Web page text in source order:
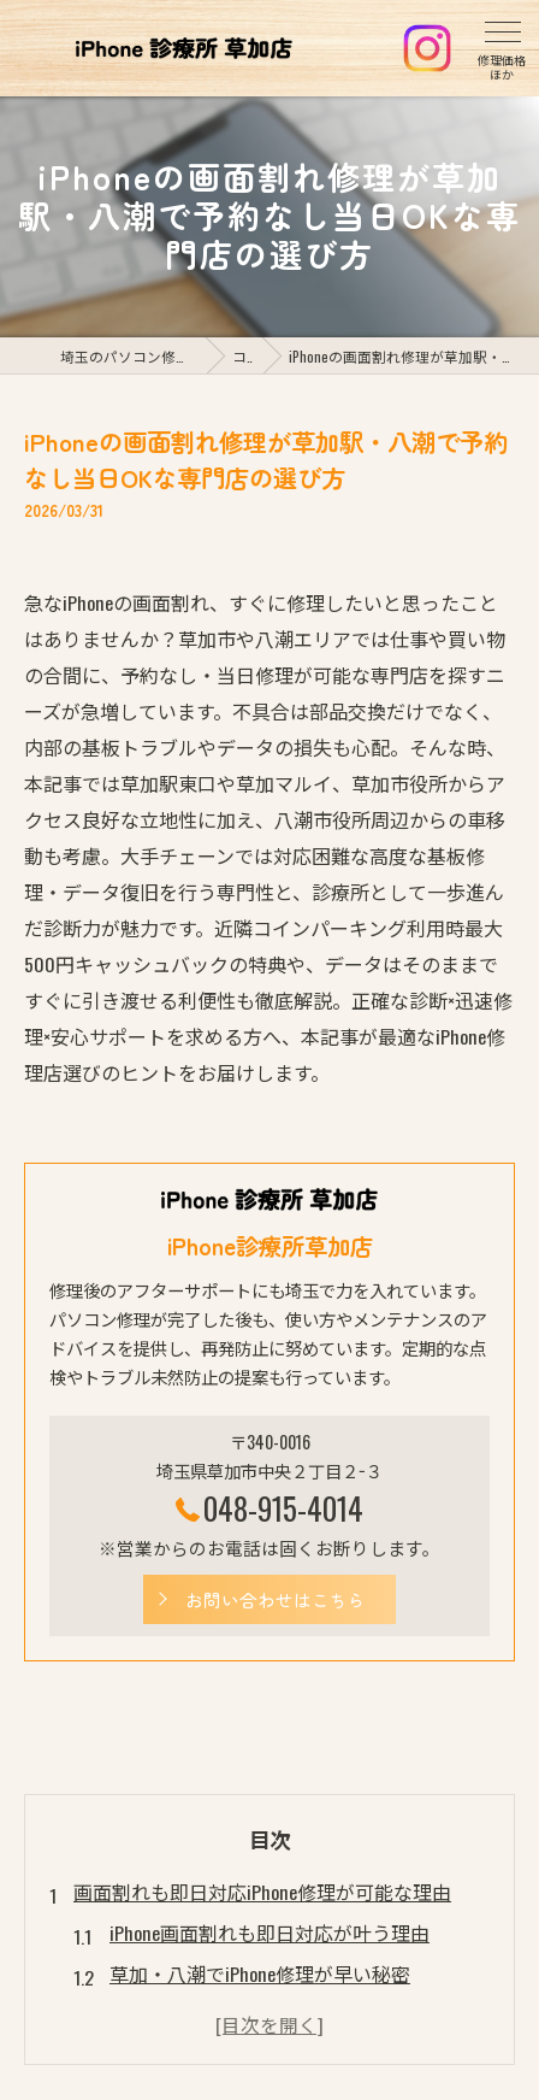
iPhoneの画面割れ修理が草加
駅・八潮で予約なし当日OKな専
門店の選び方
コラム iPhoneの画面割れ修理が草加駅・八潮で予約なし当日OKな専門店の選び方
iPhoneの画面割れ修理が草加駅・八潮で予約
なし当日OKな専門店の選び方
2026/03/31
急なiPhoneの画面割れ、すぐに修理したいと思ったこと
はありませんか？草加市や八潮エリアでは仕事や買い物
の合間に、予約なし・当日修理が可能な専門店を探すニ
ーズが急増しています。不具合は部品交換だけでなく、
内部の基板トラブルやデータの損失も心配。そんな時、
本記事では草加駅東口や草加マルイ、草加市役所からア
クセス良好な立地性に加え、八潮市役所周辺からの車移
動も考慮。大手チェーンでは対応困難な高度な基板修
理・データ復旧を行う専門性と、診療所として一歩進ん
だ診断力が魅力です。近隣コインパーキング利用時最大
500円キャッシュバックの特典や、データはそのままで
すぐに引き渡せる利便性も徹底解説。正確な診断×迅速修
理×安心サポートを求める方へ、本記事が最適なiPhone修
理店選びのヒントをお届けします。
iPhone診療所草加店
修理後のアフターサポートにも埼玉で力を入れています。
パソコン修理が完了した後も、使い方やメンテナンスのア
ドバイスを提供し、再発防止に努めています。定期的な点
検やトラブル未然防止の提案も行っています。
〒340-0016
埼玉県草加市中央２丁目２−３
048-915-4014
※営業からのお電話は固くお断りします。
お問い合わせはこちら
目次
画面割れも即日対応iPhone修理が可能な理由
iPhone画面割れも即日対応が叶う理由
草加・八潮でiPhone修理が早い秘密
当日受付でも安心なiPhone修理体制とは